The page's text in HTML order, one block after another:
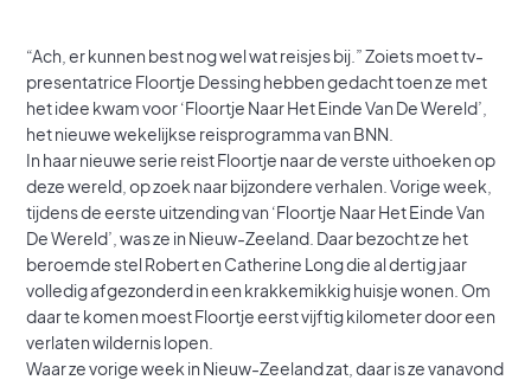
“Ach, er kunnen best nog wel wat reisjes bij.” Zoiets moet tv-
presentatrice Floortje Dessing hebben gedacht toen ze met
het idee kwam voor ‘Floortje Naar Het Einde Van De Wereld’,
het nieuwe wekelijkse reisprogramma van BNN.
In haar nieuwe serie reist Floortje naar de verste uithoeken op
deze wereld, op zoek naar bijzondere verhalen. Vorige week,
tijdens de eerste uitzending van ‘Floortje Naar Het Einde Van
De Wereld’, was ze in Nieuw-Zeeland. Daar bezocht ze het
beroemde stel Robert en Catherine Long die al dertig jaar
volledig afgezonderd in een krakkemikkig huisje wonen. Om
daar te komen moest Floortje eerst vijftig kilometer door een
verlaten wildernis lopen.
Waar ze vorige week in Nieuw-Zeeland zat, daar is ze vanavond